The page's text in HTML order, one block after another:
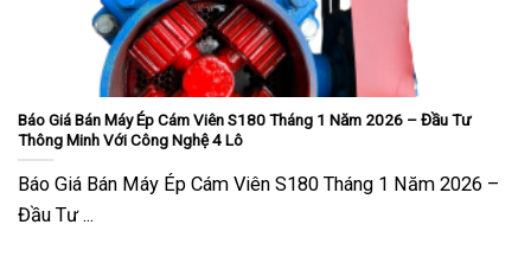
Báo Giá Bán Máy Ép Cám Viên S180 Tháng 1 Năm 2026 – Đầu Tư
Thông Minh Với Công Nghệ 4 Lô
Báo Giá Bán Máy Ép Cám Viên S180 Tháng 1 Năm 2026 –
Đầu Tư ...